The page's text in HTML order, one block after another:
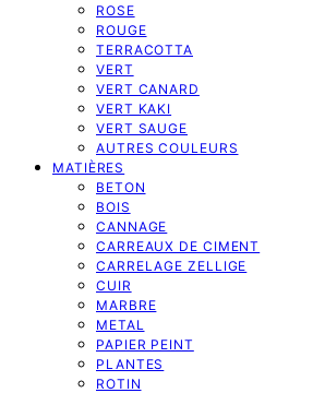
ROSE
ROUGE
TERRACOTTA
VERT
VERT CANARD
VERT KAKI
VERT SAUGE
AUTRES COULEURS
MATIÈRES
BETON
BOIS
CANNAGE
CARREAUX DE CIMENT
CARRELAGE ZELLIGE
CUIR
MARBRE
METAL
PAPIER PEINT
PLANTES
ROTIN